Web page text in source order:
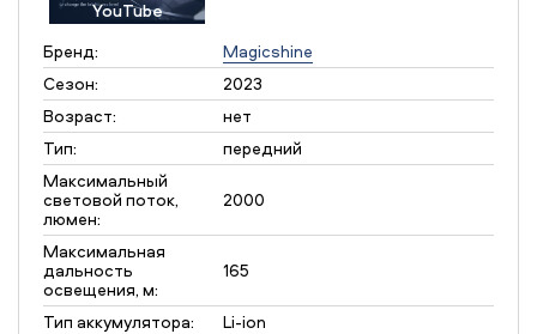
YouTube
Бренд:
Magicshine
Сезон:
2023
Возраст:
нет
Тип:
передний
Максимальный
световой поток,
люмен:
2000
Максимальная
дальность
освещения, м:
165
Тип аккумулятора:
Li-ion